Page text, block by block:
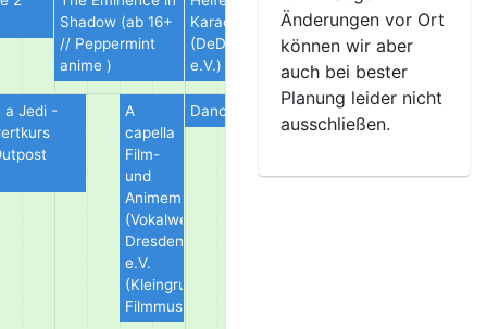
Shadow (ab 16+
// Peppermint
anime )
Karaoke
(DeDeCo
e.V.)
a Jedi -
A
capella
Film-
und
Animemusik
(Vokalwerk
Dresden
e.V.
(Kleingruppe
Filmmusik))
Dance on Stage (DeDeCo e.V.)
Änderungen vor Ort
können wir aber
auch bei bester
Planung leider nicht
ausschließen.